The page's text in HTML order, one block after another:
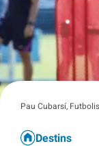
Pau Cubarsí,
Destins